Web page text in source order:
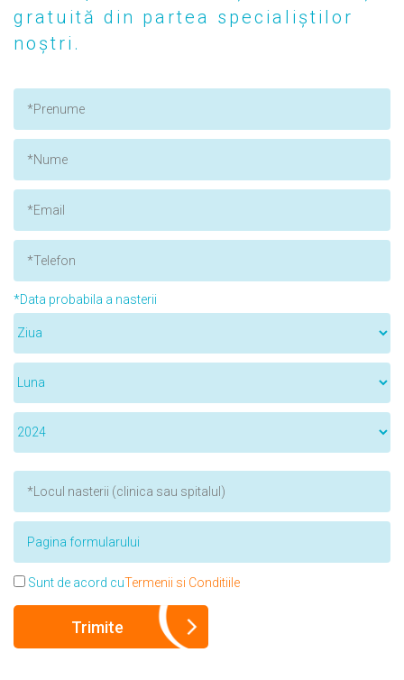
gratuită din partea specialiștilor
noștri.
*Data probabila a nasterii
Sunt de acord cuTermenii si Conditiile